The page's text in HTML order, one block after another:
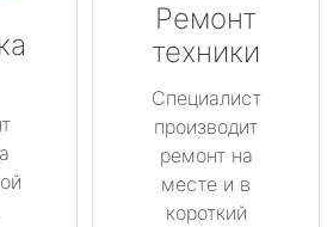
Ремонт
техники
Специалист
производит
ремонт на
месте и в
короткий